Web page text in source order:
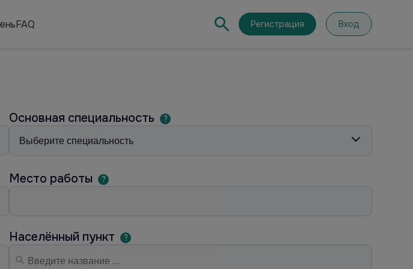
FAQ Регистрация Вход
Основная специальность ?
Место работы ?
Населённый пункт ?